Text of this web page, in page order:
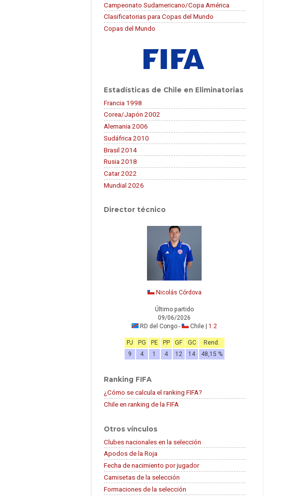
Campeonato Sudamericano/Copa América
Clasificatorias para Copas del Mundo
Copas del Mundo
Estadísticas de Chile en Eliminatorias
Francia 1998
Corea/Japón 2002
Alemania 2006
Sudáfrica 2010
Brasil 2014
Rusia 2018
Catar 2022
Mundial 2026
Director técnico
Nicolás Córdova
Último partido
09/06/2026
RD del Congo -
Chile | 1:2
PJ PG PE PP GF GC
Rend.
9
4 1 4 12 14 48,15 %
Ranking FIFA
¿Cómo se calcula el ranking FIFA?
Chile en ranking de la FIFA
Otros vínculos
Clubes nacionales en la selección
Apodos de la Roja
Fecha de nacimiento por jugador
Camisetas de la selección
Formaciones de la selección